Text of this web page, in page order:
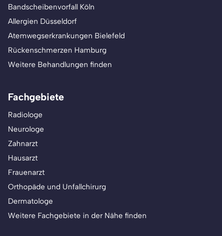
Bandscheibenvorfall Köln
Allergien Düsseldorf
Atemwegserkrankungen Bielefeld
Rückenschmerzen Hamburg
Weitere Behandlungen finden
Fachgebiete
Radiologe
Neurologe
Zahnarzt
Hausarzt
Frauenarzt
Orthopäde und Unfallchirurg
Dermatologe
Weitere Fachgebiete in der Nähe finden